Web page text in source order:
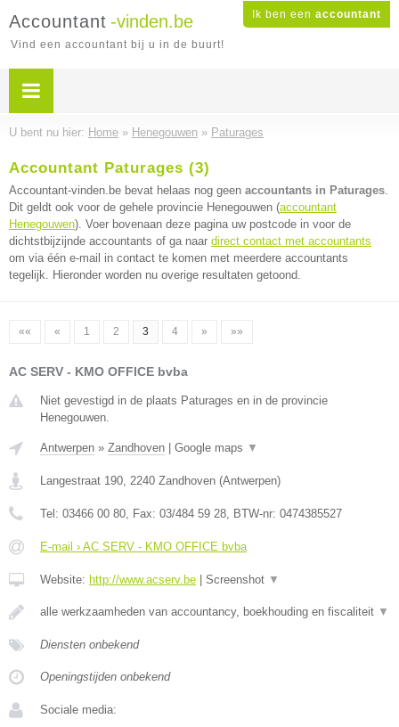
Ik ben een accountant
Accountant -vinden.be
Vind een accountant bij u in de buurt!
U bent nu hier: Home » Henegouwen » Paturages
Accountant Paturages (3)
Accountant-vinden.be bevat helaas nog geen accountants in Paturages.
Dit geldt ook voor de gehele provincie Henegouwen (accountant
Henegouwen). Voer bovenaan deze pagina uw postcode in voor de
dichtstbijzijnde accountants of ga naar direct contact met accountants
om via één e-mail in contact te komen met meerdere accountants
tegelijk. Hieronder worden nu overige resultaten getoond.
«« « 1 2 3 4 » »»
AC SERV - KMO OFFICE bvba
Niet gevestigd in de plaats Paturages en in de provincie
Henegouwen.
Antwerpen » Zandhoven Google maps ▼
Langestraat 190, 2240 Zandhoven (Antwerpen)
Tel: 03466 00 80, Fax: 03/484 59 28, BTW-nr: 0474385527
E-mail › AC SERV - KMO OFFICE bvba
Website: http://www.acserv.be Screenshot ▼
alle werkzaamheden van accountancy, boekhouding en fiscaliteit ▼
Diensten onbekend
Openingstijden onbekend
Sociale media: